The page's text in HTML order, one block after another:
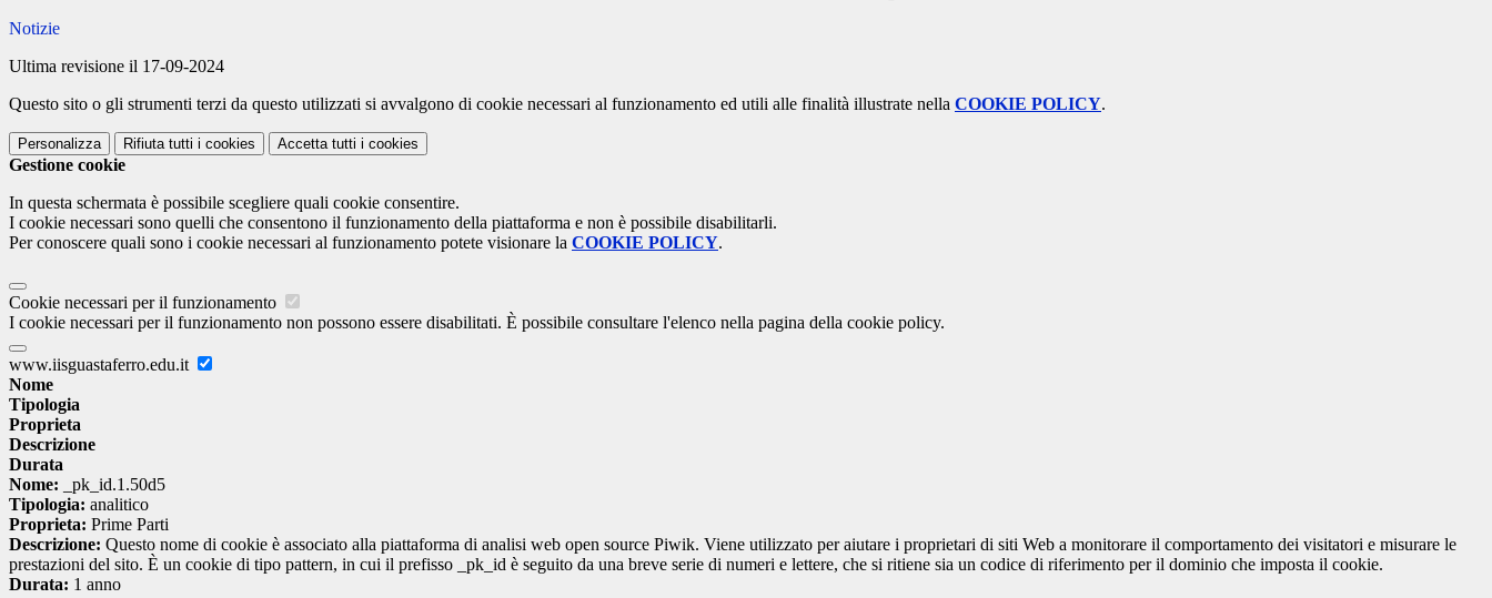
Notizie
Ultima revisione il 17-09-2024
Questo sito o gli strumenti terzi da questo utilizzati si avvalgono di cookie necessari al funzionamento ed utili alle finalità illustrate nella COOKIE POLICY.
Personalizza Rifiuta tutti i cookies Accetta tutti i cookies
Gestione cookie
In questa schermata è possibile scegliere quali cookie consentire.
I cookie necessari sono quelli che consentono il funzionamento della piattaforma e non è possibile disabilitarli.
Per conoscere quali sono i cookie necessari al funzionamento potete visionare la COOKIE POLICY.
Cookie necessari per il funzionamento
I cookie necessari per il funzionamento non possono essere disabilitati. È possibile consultare l'elenco nella pagina della cookie policy.
www.iisguastaferro.edu.it
Nome
Tipologia
Proprieta
Descrizione
Durata
Nome: _pk_id.1.50d5
Tipologia: analitico
Proprieta: Prime Parti
Descrizione: Questo nome di cookie è associato alla piattaforma di analisi web open source Piwik. Viene utilizzato per aiutare i proprietari di siti Web a monitorare il comportamento dei visitatori e misurare le
prestazioni del sito. È un cookie di tipo pattern, in cui il prefisso _pk_id è seguito da una breve serie di numeri e lettere, che si ritiene sia un codice di riferimento per il dominio che imposta il cookie.
Durata: 1 anno